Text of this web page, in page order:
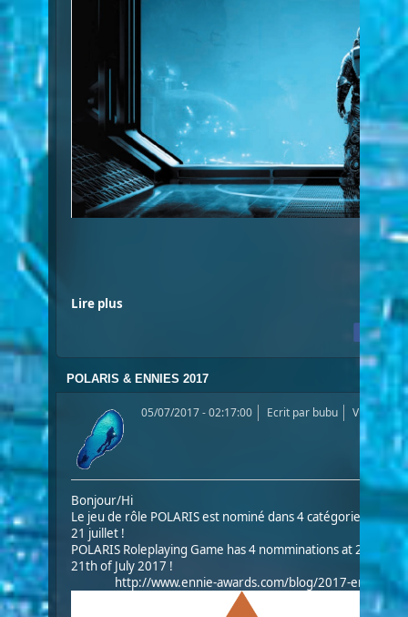
Lire plus
POLARIS & ENNIES 2017
05/07/2017 - 02:17:00 Ecrit par bubu Vues:
Bonjour/Hi
Le jeu de rôle POLARIS est nominé dans 4 catégories des
21 juillet !
POLARIS Roleplaying Game has 4 nomminations at 2017
21th of July 2017 !
http://www.ennie-awards.com/blog/2017-ennie-